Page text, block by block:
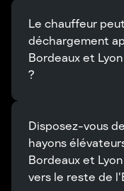
Le chauffeur
déchargement
Bordeaux et
?
Disposez-vous
hayons
Bordeaux et
vers le reste de